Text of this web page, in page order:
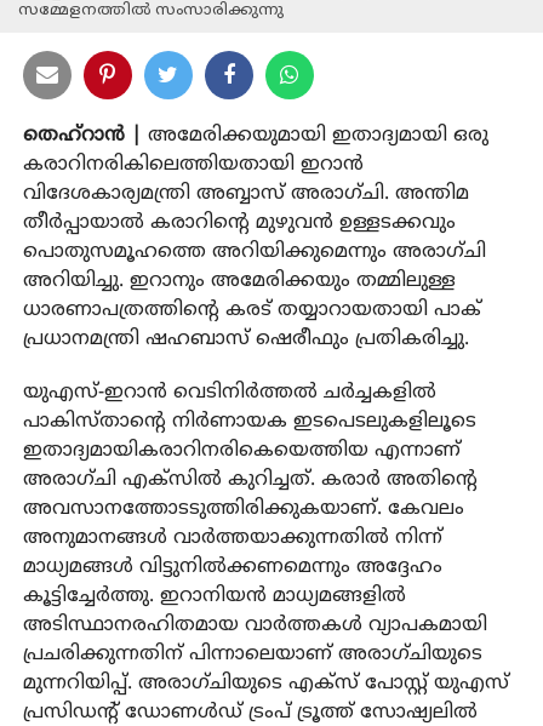
സമ്മേളനത്തിൽ സംസാരിക്കുന്നു
തെഹ്‌റാന്‍ |
അമേരിക്കയുമായി ഇതാദ്യമായി ഒരു
കരാറിനരികിലെത്തിയതായി ഇറാന്‍
വിദേശകാര്യമന്ത്രി അബ്ബാസ് അരാഗ്ചി. അന്തിമ
തീര്‍പ്പായാല്‍ കരാറിന്റെ മുഴുവന്‍ ഉള്ളടക്കവും
പൊതുസമൂഹത്തെ അറിയിക്കുമെന്നും അരാഗ്ചി
അറിയിച്ചു. ഇറാനും അമേരിക്കയും തമ്മിലുള്ള
ധാരണാപത്രത്തിന്റെ കരട് തയ്യാറായതായി പാക്
പ്രധാനമന്ത്രി ഷഹബാസ് ഷെരീഫും പ്രതികരിച്ചു.
യുഎസ്-ഇറാന്‍ വെടിനിര്‍ത്തല്‍ ചര്‍ച്ചകളില്‍
പാകിസ്താന്റെ നിര്‍ണായക ഇടപെടലുകളിലൂടെ
ഇതാദ്യമായികരാറിനരികെയെത്തിയ എന്നാണ്
അരാഗ്ചി എക്‌സില്‍ കുറിച്ചത്. കരാര്‍ അതിന്റെ
അവസാനത്തോടടുത്തിരിക്കുകയാണ്. കേവലം
അനുമാനങ്ങള്‍ വാര്‍ത്തയാക്കുന്നതില്‍ നിന്ന്
മാധ്യമങ്ങള്‍ വിട്ടുനില്‍ക്കണമെന്നും അദ്ദേഹം
കൂട്ടിച്ചേര്‍ത്തു. ഇറാനിയന്‍ മാധ്യമങ്ങളില്‍
അടിസ്ഥാനരഹിതമായ വാര്‍ത്തകള്‍ വ്യാപകമായി
പ്രചരിക്കുന്നതിന് പിന്നാലെയാണ് അരാഗ്ചിയുടെ
മുന്നറിയിപ്പ്. അരാഗ്ചിയുടെ എക്‌സ് പോസ്റ്റ് യുഎസ്
പ്രസിഡന്റ് ഡോണള്‍ഡ് ട്രംപ് ട്രൂത്ത് സോഷ്യലില്‍